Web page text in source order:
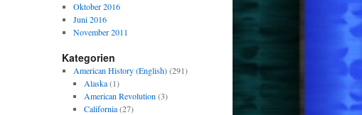
Oktober 2016
Juni 2016
November 2011
Kategorien
American History (English)(291)
Alaska(1)
American Revolution (3)
California(27)